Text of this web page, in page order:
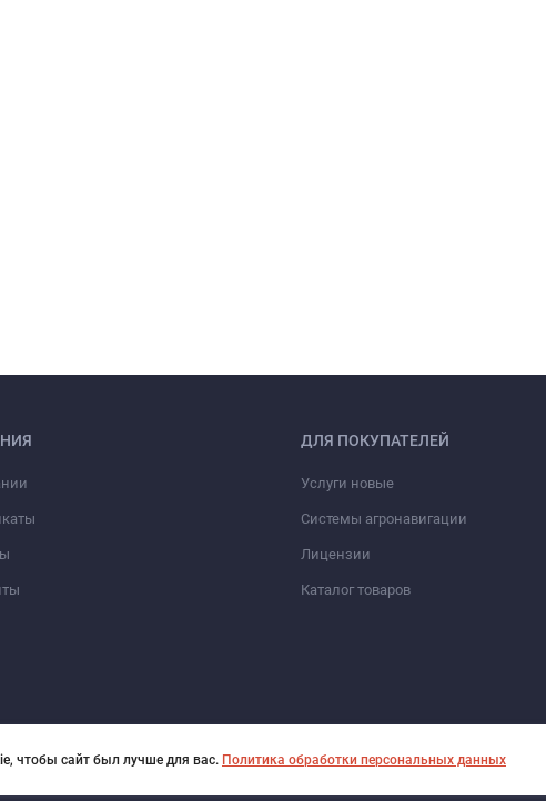
ДЛЯ ПОКУПАТЕЛЕЙ
Услуги новые
Системы агронавигации
Лицензии
Каталог товаров
чтобы сайт был лучше для вас. Политика обработки персональных данных